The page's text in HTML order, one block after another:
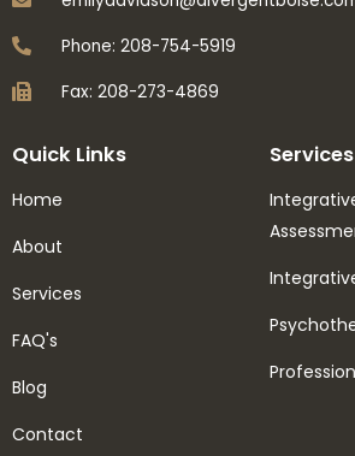
Phone: 208-754-5919
Fax: 208-273-4869
Quick Links
Home
About
Services
FAQ's
Blog
Contact
Services